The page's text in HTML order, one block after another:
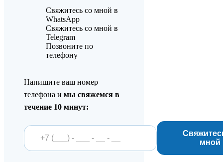
Свяжитесь со мной в
WhatsApp
Свяжитесь со мной в
Telegram
Позвоните по
телефону
Напишите ваш номер
телефона и мы свяжемся в
течение 10 минут:
мной